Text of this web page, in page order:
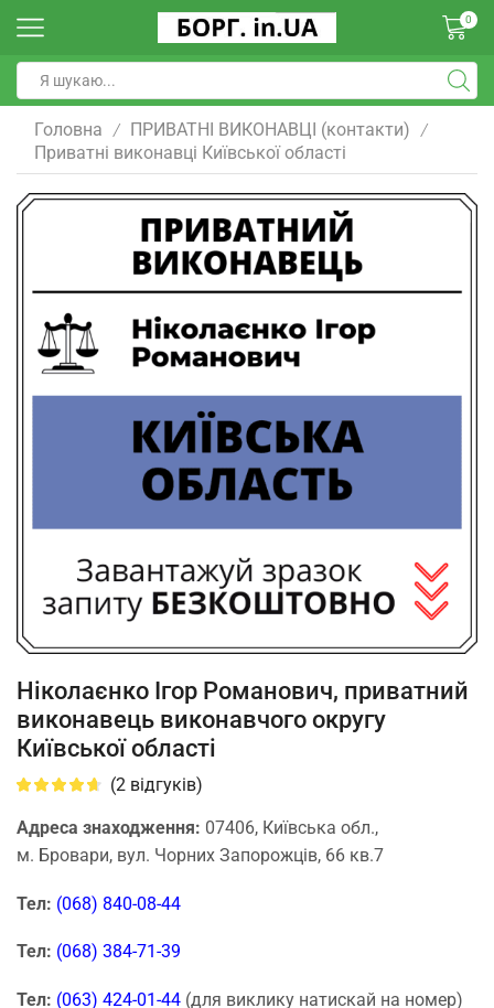
0
Головна / ПРИВАТНІ ВИКОНАВЦІ (контакти) /
Приватні виконавці Київської області
Ніколаєнко Ігор Романович, приватний
виконавець виконавчого округу
Київської області
(2 відгуків)
Адреса знаходження: 07406, Київська обл.,
м. Бровари, вул. Чорних Запорожців, 66 кв.7
Тел: (068) 840-08-44
Тел: (068) 384-71-39
Тел: (063) 424-01-44 (для виклику натискай на номер)